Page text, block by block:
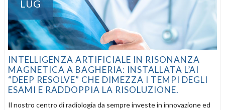
LUG
INTELLIGENZA ARTIFICIALE IN RISONANZA
MAGNETICA A BAGHERIA: INSTALLATA L’AI
“DEEP RESOLVE” CHE DIMEZZA I TEMPI DEGLI
ESAMI E RADDOPPIA LA RISOLUZIONE.
Il nostro centro di radiologia da sempre investe in innovazione ed